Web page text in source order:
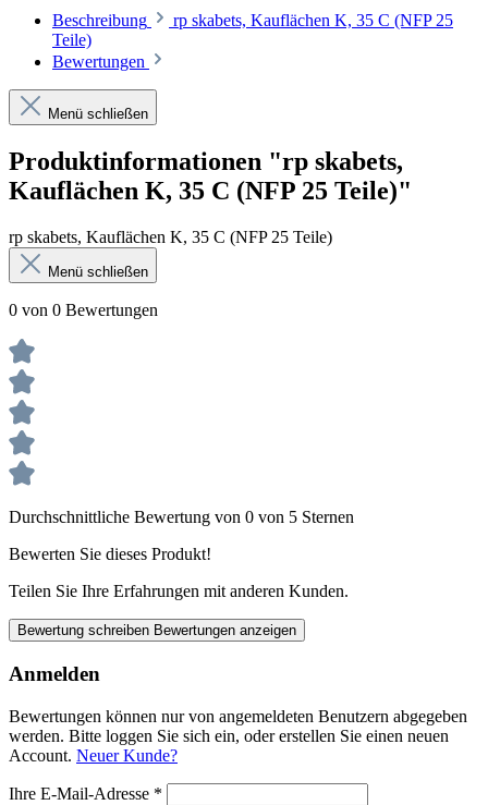
Beschreibung
rp skabets, Kauflächen K, 35 C (NFP 25
Teile)
Bewertungen
Menü schließen
Produktinformationen "rp skabets,
Kauflächen K, 35 C (NFP 25 Teile)"
rp skabets, Kauflächen K, 35 C (NFP 25 Teile)
Menü schließen
0 von 0 Bewertungen
Durchschnittliche Bewertung von 0 von 5 Sternen
Bewerten Sie dieses Produkt!
Teilen Sie Ihre Erfahrungen mit anderen Kunden.
Bewertung schreiben Bewertungen anzeigen
Anmelden
Bewertungen können nur von angemeldeten Benutzern abgegeben
werden. Bitte loggen Sie sich ein, oder erstellen Sie einen neuen
Account. Neuer Kunde?
Ihre E-Mail-Adresse *